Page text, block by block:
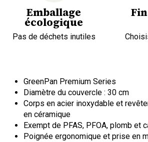
Emballage
écologique
Pas de déchets inutiles
GreenPan Premium Series
Diamètre du couvercle : 30 cm
Corps en acier inoxydable et
en céramique
Exempt de PFAS, PFOA, plomb et
Poignée ergonomique et prise en